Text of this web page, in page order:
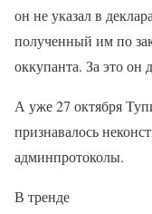
он не указал в
полученный им по
оккупанта. За это
А уже 27 октября
признавалось
админпротоколы.
В тренде